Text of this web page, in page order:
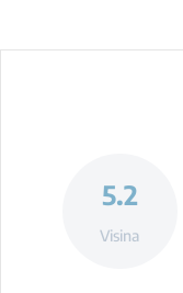
5.2
Visina